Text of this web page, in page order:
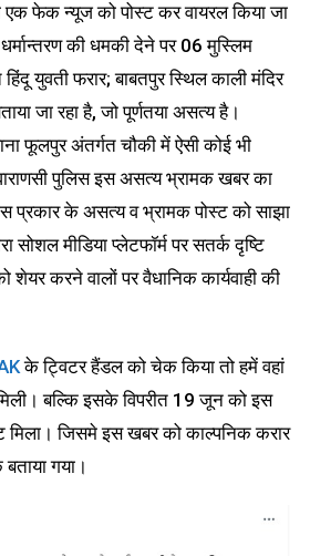
एक फेक न्यूज को पोस्ट कर वायरल किया जा
की धमकी देने पर 06 मुस्लिम
युवती फरार; बाबतपुर स्थिल काली मंदिर
जा रहा है, जो पूर्णतया असत्य है।
फूलपुर अंतर्गत चौकी में ऐसी कोई भी
पुलिस इस असत्य भ्रामक खबर का
प्रकार के असत्य व भ्रामक पोस्ट को साझा
सोशल मीडिया प्लेटफॉर्म पर सतर्क दृष्टि
शेयर करने वालों पर वैधानिक कार्यवाही की
के ट्विटर हैंडल को चेक किया तो हमें वहां
बल्कि इसके विपरीत 19 जून को इस
जिसमे इस खबर को काल्पनिक करार
गया।